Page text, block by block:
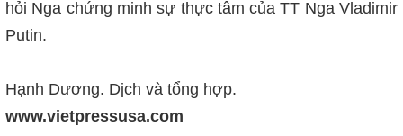
hỏi Nga chứng minh sự thực tâm của TT Nga Vladimir
Putin.
Hạnh Dương. Dịch và tổng hợp.
www.vietpressusa.com